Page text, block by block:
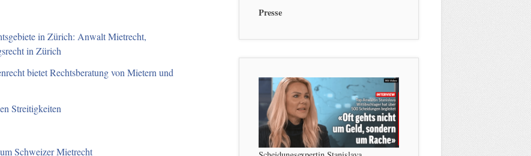
in Zürich: Anwalt Mietrecht,
in Zürich
bietet Rechtsberatung von Mietern und
Streitigkeiten
Schweizer Mietrecht
Presse